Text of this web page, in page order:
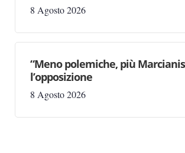
8 Agosto 2026
“Meno polemiche, più
l’opposizione
8 Agosto 2026